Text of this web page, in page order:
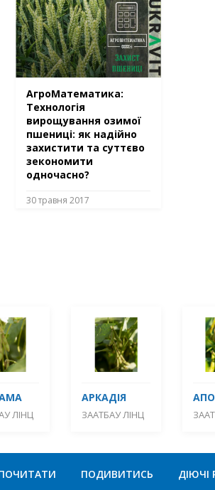
АгроМатематика:
Технологія
вирощування озимої
пшениці: як надійно
захистити та суттєво
зекономити
одночасно?
30 травня 2017
ЛІНЦ
АРКАДІЯ
ЗААТБАУ ЛІНЦ
ПОДИВИТИСЬ ДІЮЧІ